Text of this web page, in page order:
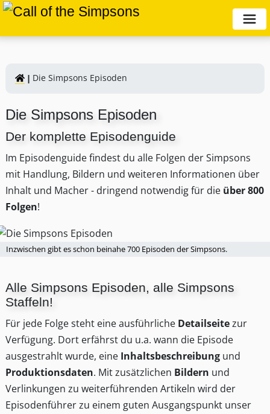
Die Simpsons Episoden
Die Simpsons Episoden
Der komplette Episodenguide
Im Episodenguide findest du alle Folgen der Simpsons
mit Handlung, Bildern und weiteren Informationen über
Inhalt und Macher - dringend notwendig für die über 800
Folgen!
Inzwischen gibt es schon beinahe 700 Episoden der Simpsons.
Alle Simpsons Episoden, alle Simpsons
Staffeln!
Für jede Folge steht eine ausführliche Detailseitezur
Verfügung. Dort erfährst du u.a. wann die Episode
ausgestrahlt wurde, eine Inhaltsbeschreibung und
Produktionsdaten. Mit zusätzlichen Bildern und
Verlinkungen zu weiterführenden Artikeln wird der
Episodenführer zu einem guten Ausgangspunkt unser